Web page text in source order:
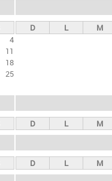
4
11
18
25
D L M
D L M
D L M